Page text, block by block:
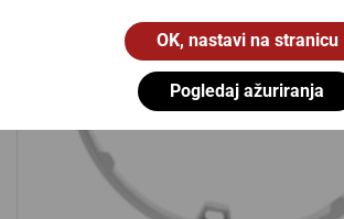
OK, nastavi na stranicu
Pogledaj ažuriranja